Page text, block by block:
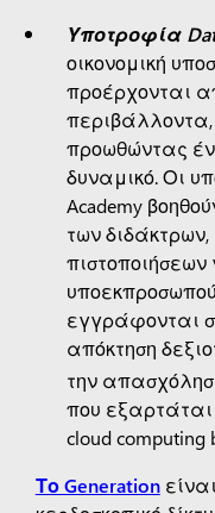
Υποτροφία
οικονομική
προέρχονται
προωθώντας
δυναμικό. Οι
Academy
των
πιστοποιήσεων
εγγράφονται
απόκτηση
την
που εξαρτάται
cloud computing
Το Generation